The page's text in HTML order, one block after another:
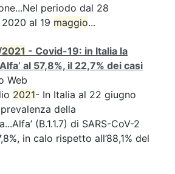
periodo dal 28
al 19 maggio...
2021 - Covid-19: in Italia la
al 57,8%, il 22,7% dei casi
Web
2021- In Italia al 22 giugno
della
(B.1.1.7) di SARS-CoV-2
in calo rispetto all’88,1% del